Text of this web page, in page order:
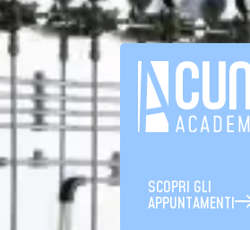
SCOPRI GLI
APPUNTAMENTI